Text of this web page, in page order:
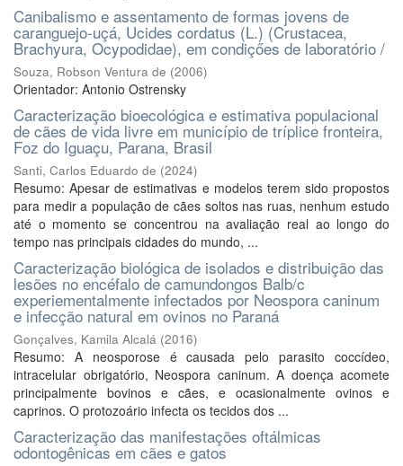
Canibalismo e assentamento de formas jovens de
caranguejo-uçá, Ucides cordatus (L.) (Crustacea,
Brachyura, Ocypodidae), em condiçőes de laboratório /
Souza, Robson Ventura de (2006)
Orientador: Antonio Ostrensky
Caracterização bioecológica e estimativa populacional
de cães de vida livre em município de tríplice fronteira,
Foz do Iguaçu, Parana, Brasil
Santi, Carlos Eduardo de (2024)
Resumo: Apesar de estimativas e modelos terem sido propostos
para medir a população de cães soltos nas ruas, nenhum estudo
até o momento se concentrou na avaliação real ao longo do
tempo nas principais cidades do mundo, ...
Caracterização biológica de isolados e distribuição das
lesões no encéfalo de camundongos Balb/c
experiementalmente infectados por Neospora caninum
e infecção natural em ovinos no Paraná
Gonçalves, Kamila Alcalá (2016)
Resumo: A neosporose é causada pelo parasito coccídeo,
intracelular obrigatório, Neospora caninum. A doença acomete
principalmente bovinos e cães, e ocasionalmente ovinos e
caprinos. O protozoário infecta os tecidos dos ...
Caracterização das manifestações oftálmicas
odontogênicas em cães e gatos